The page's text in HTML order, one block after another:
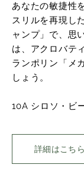
あなたの敏捷性
スリルを再現し
ャンプ」で、思
は、アクロバテ
ランポリン「メ
しょう。
10A シロソ・ビ
詳細はこちら